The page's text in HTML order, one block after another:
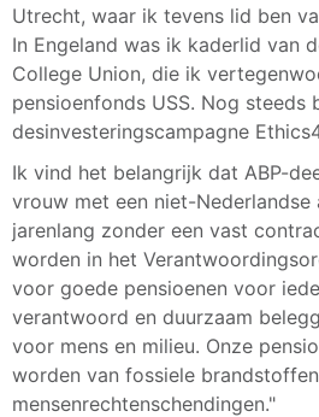
Utrecht, waar ik tevens lid ben
In Engeland was ik kaderlid van
College Union, die ik
pensioenfonds USS. Nog steeds
desinvesteringscampagne
Ik vind het belangrijk dat ABP-
vrouw met een niet-Nederlandse
jarenlang zonder een vast
worden in het
voor goede pensioenen voor
verantwoord en duurzaam
voor mens en milieu. Onze
worden van fossiele
mensenrechtenschendingen."